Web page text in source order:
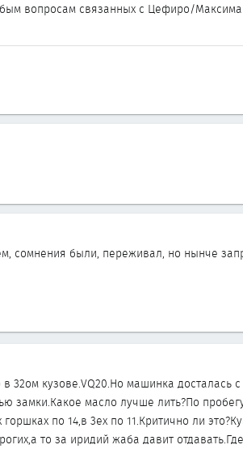
вопросам связанных с Цефиро/
сомнения были, переживал, но нынче
32ом кузове.VQ20.Но машинка досталась
масло лучше лить?По
по 14,в 3ех по 11.Критично ли
то за иридий жаба давит